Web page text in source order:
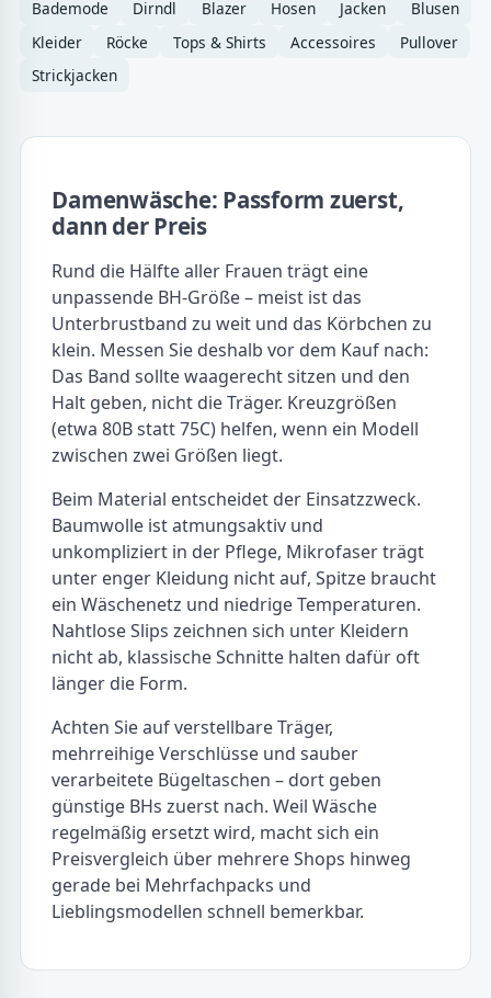
Bademode Dirndl Blazer Hosen Jacken
Blusen
Kleider
Röcke Tops & Shirts Accessoires
Pullover
Strickjacken
Damenwäsche: Passform zuerst,
dann der Preis
Rund die Hälfte aller Frauen trägt eine
unpassende BH-Größe – meist ist das
Unterbrustband zu weit und das Körbchen zu
klein. Messen Sie deshalb vor dem Kauf nach:
Das Band sollte waagerecht sitzen und den
Halt geben, nicht die Träger. Kreuzgrößen
(etwa 80B statt 75C) helfen, wenn ein Modell
zwischen zwei Größen liegt.
Beim Material entscheidet der Einsatzzweck.
Baumwolle ist atmungsaktiv und
unkompliziert in der Pflege, Mikrofaser trägt
unter enger Kleidung nicht auf, Spitze braucht
ein Wäschenetz und niedrige Temperaturen.
Nahtlose Slips zeichnen sich unter Kleidern
nicht ab, klassische Schnitte halten dafür oft
länger die Form.
Achten Sie auf verstellbare Träger,
mehrreihige Verschlüsse und sauber
verarbeitete Bügeltaschen – dort geben
günstige BHs zuerst nach. Weil Wäsche
regelmäßig ersetzt wird, macht sich ein
Preisvergleich über mehrere Shops hinweg
gerade bei Mehrfachpacks und
Lieblingsmodellen schnell bemerkbar.